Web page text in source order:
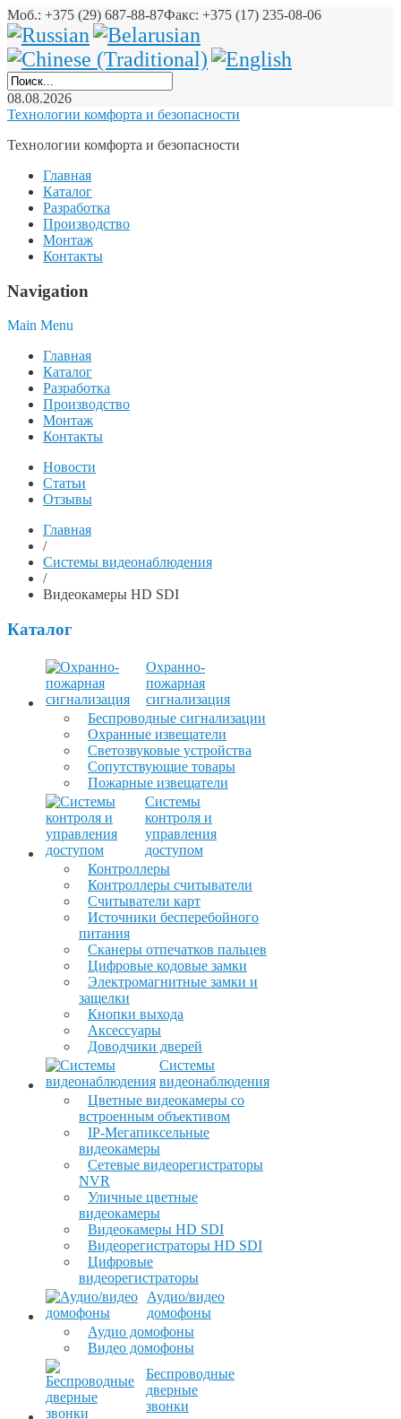
Моб.: +375 (29) 687-88-87Факс: +375 (17) 235-08-06
08.08.2026
Технологии комфорта и безопасности
Технологии комфорта и безопасности
Главная
Каталог
Разработка
Производство
Монтаж
Контакты
Navigation
Main Menu
Главная
Каталог
Разработка
Производство
Монтаж
Контакты
Новости
Статьи
Отзывы
Главная
/
Системы видеонаблюдения
/
Видеокамеры HD SDI
Каталог
Охранно-
пожарная
сигнализация
Беспроводные сигнализации
Охранные извещатели
Светозвуковые устройства
Сопутствующие товары
Пожарные извещатели
Системы
контроля и
управления
доступом
Контроллеры
Контроллеры считыватели
Считыватели карт
Источники бесперебойного
питания
Сканеры отпечатков пальцев
Цифровые кодовые замки
Электромагнитные замки и
защелки
Кнопки выхода
Аксессуары
Доводчики дверей
Системы
видеонаблюдения
Цветные видеокамеры со
встроенным объективом
IP-Мегапиксельные
видеокамеры
Сетевые видеорегистраторы
NVR
Уличные цветные
видеокамеры
Видеокамеры HD SDI
Видеорегистраторы HD SDI
Цифровые
видеорегистраторы
Аудио/видео
домофоны
Аудио домофоны
Видео домофоны
Беспроводные
дверные
звонки